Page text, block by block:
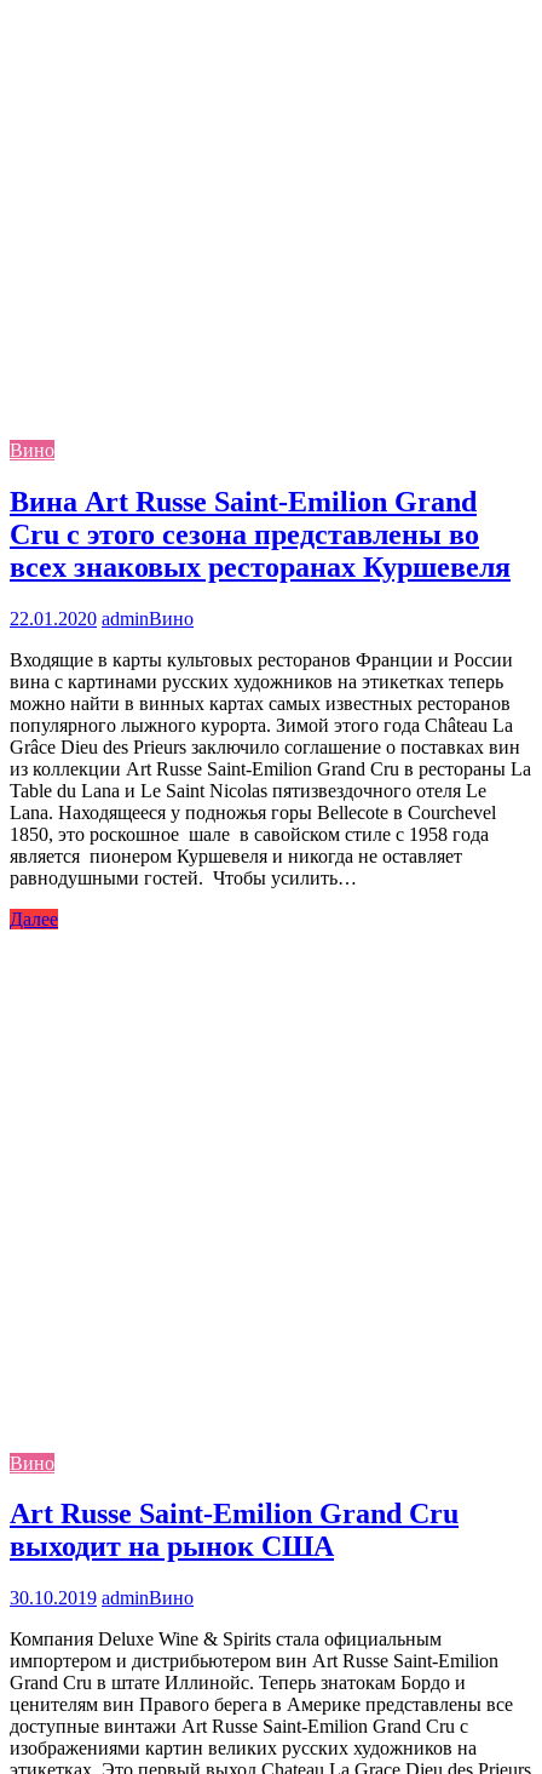
Вино
Вина Art Russe Saint-Emilion Grand
Cru с этого сезона представлены во
всех знаковых ресторанах Куршевеля
22.01.2020 adminВино
Входящие в карты культовых ресторанов Франции и России
вина с картинами русских художников на этикетках теперь
можно найти в винных картах самых известных ресторанов
популярного лыжного курорта. Зимой этого года Château La
Grâce Dieu des Prieurs заключило соглашение о поставках вин
из коллекции Art Russe Saint-Emilion Grand Cru в рестораны La
Table du Lana и Le Saint Nicolas пятизвездочного отеля Le
Lana. Находящееся у подножья горы Bellecote в Courchevel
1850, это роскошное шале в савойском стиле с 1958 года
является пионером Куршевеля и никогда не оставляет
равнодушными гостей. Чтобы усилить…
Далее
Вино
Art Russe Saint-Emilion Grand Cru
выходит на рынок США
30.10.2019 adminВино
Компания Deluxe Wine & Spirits стала официальным
импортером и дистрибьютером вин Art Russe Saint-Emilion
Grand Cru в штате Иллинойс. Теперь знатокам Бордо и
ценителям вин Правого берега в Америке представлены все
доступные винтажи Art Russe Saint-Emilion Grand Cru с
изображениями картин великих русских художников на